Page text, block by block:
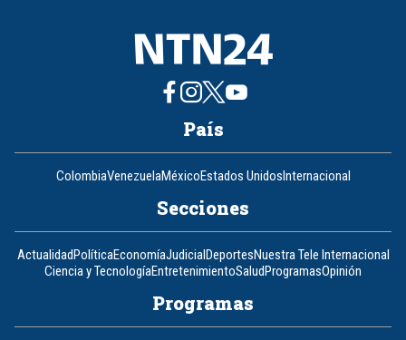
País
ColombiaVenezuelaMéxicoEstados UnidosInternacional
Secciones
ActualidadPolíticaEconomíaJudicialDeportesNuestra Tele Internacional
Ciencia y TecnologíaEntretenimientoSaludProgramasOpinión
Programas